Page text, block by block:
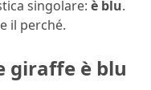
singolare: è blu.
il perché.
giraffe è blu